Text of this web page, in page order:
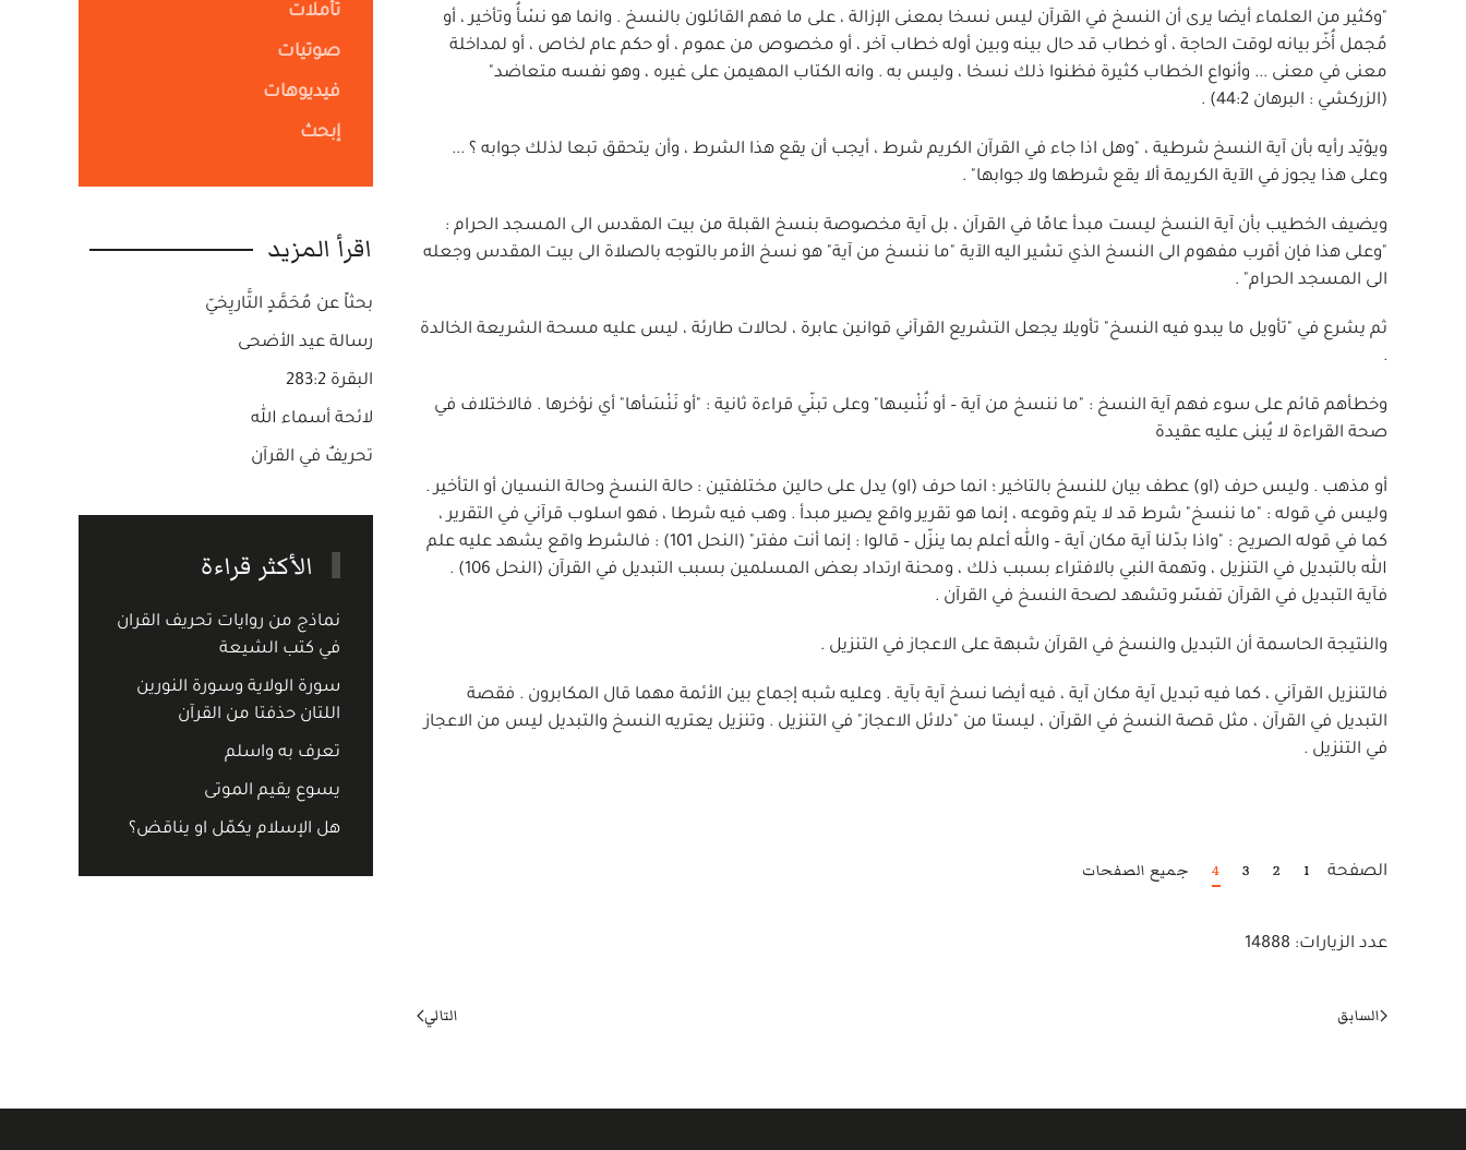
"وكثير من العلماء أيضا يرى أن النسخ في القرآن ليس نسخا بمعنى الإزالة ، على ما فهم القائلون بالنسخ . وانما هو نسْأُ وتأخير ، أو
مُجمل أُخّر بيانه لوقت الحاجة ، أو خطاب قد حال بينه وبين أوله خطاب آخر ، أو مخصوص من عموم ، أو حكم عام لخاص ، أو لمداخلة
معنى في معنى ... وأنواع الخطاب كثيرة فظنوا ذلك نسخا ، وليس به . وانه الكتاب المهيمن على غيره ، وهو نفسه متعاضد"
(الزركشي : البرهان 44:2) .
ويؤيّد رأيه بأن آية النسخ شرطية ، "وهل اذا جاء في القرآن الكريم شرط ، أيجب أن يقع هذا الشرط ، وأن يتحقق تبعا لذلك جوابه ؟ ...
وعلى هذا يجوز في الآية الكريمة ألا يقع شرطها ولا جوابها" .
ويضيف الخطيب بأن آية النسخ ليست مبدأ عامًا في القرآن ، بل آية مخصوصة بنسخ القبلة من بيت المقدس الى المسجد الحرام :
"وعلى هذا فإن أقرب مفهوم الى النسخ الذي تشير اليه الآية "ما ننسخ من آية" هو نسخ الأمر بالتوجه بالصلاة الى بيت المقدس وجعله
الى المسجد الحرام" .
ثم يشرع في "تأويل ما يبدو فيه النسخ" تأويلا يجعل التشريع القرآني قوانين عابرة ، لحالات طارئة ، ليس عليه مسحة الشريعة الخالدة
.
وخطأهم قائم على سوء فهم آية النسخ : "ما ننسخ من آية – أو نُنْسِها" وعلى تبنّي قراءة ثانية : "أو نَنْسَأها" أي نؤخرها . فالاختلاف في
صحة القراءة لا يُبنى عليه عقيدة
أو مذهب . وليس حرف (او) عطف بيان للنسخ بالتاخير ؛ انما حرف (او) يدل على حالين مختلفتين : حالة النسخ وحالة النسيان أو التأخير .
وليس في قوله : "ما ننسخ" شرط قد لا يتم وقوعه ، إنما هو تقرير واقع يصير مبدأ . وهب فيه شرطا ، فهو اسلوب قرآني في التقرير ،
كما في قوله الصريح : "واذا بدّلنا آية مكان آية – والله أعلم بما ينزّل – قالوا : إنما أنت مفتر" (النحل 101) : فالشرط واقع يشهد عليه علم
الله بالتبديل في التنزيل ، وتهمة النبي بالافتراء بسبب ذلك ، ومحنة ارتداد بعض المسلمين بسبب التبديل في القرآن (النحل 106) .
فآية التبديل في القرآن تفسّر وتشهد لصحة النسخ في القرآن .
والنتيجة الحاسمة أن التبديل والنسخ في القرآن شبهة على الاعجاز في التنزيل .
فالتنزيل القرآني ، كما فيه تبديل آية مكان آية ، فيه أيضا نسخ آية بآية . وعليه شبه إجماع بين الأئمة مهما قال المكابرون . فقصة
التبديل في القرآن ، مثل قصة النسخ في القرآن ، ليستا من "دلائل الاعجاز" في التنزيل . وتنزيل يعتريه النسخ والتبديل ليس من الاعجاز
في التنزيل .
الصفحة 1
2
3
4 جميع الصفحات
عدد الزيارات: 14888
السابق التالي
تأملات
صوتيات
فيديوهات
إبحث
اقرأ المزيد
بحثاً عن مُحَمَّدٍ التَّاريِخيّ
رسالة عيد الأضحى
البقرة 283:2
لائحة أسماء الله
تحريفٌ في القرآن
الأكثر قراءة
نماذج من روايات تحريف القران
في كتب الشيعة
سورة الولاية وسورة النورين
اللتان حذفتا من القرآن
تعرف به واسلم
يسوع يقيم الموتى
هل الإسلام يكمّل او يناقض؟